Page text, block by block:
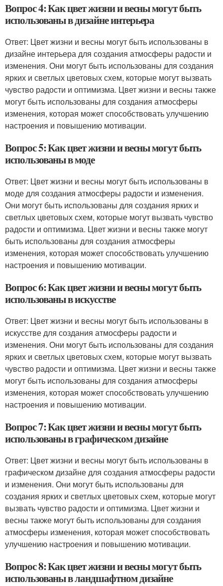
Вопрос 4: Как цвет жизни и весны могут быть
использованы в дизайне интерьера
Ответ: Цвет жизни и весны могут быть использованы в
дизайне интерьера для создания атмосферы радости и
изменения. Они могут быть использованы для создания
ярких и светлых цветовых схем, которые могут вызвать
чувство радости и оптимизма. Цвет жизни и весны также
могут быть использованы для создания атмосферы
изменения, которая может способствовать улучшению
настроения и повышению мотивации.
Вопрос 5: Как цвет жизни и весны могут быть
использованы в моде
Ответ: Цвет жизни и весны могут быть использованы в
моде для создания атмосферы радости и изменения.
Они могут быть использованы для создания ярких и
светлых цветовых схем, которые могут вызвать чувство
радости и оптимизма. Цвет жизни и весны также могут
быть использованы для создания атмосферы
изменения, которая может способствовать улучшению
настроения и повышению мотивации.
Вопрос 6: Как цвет жизни и весны могут быть
использованы в искусстве
Ответ: Цвет жизни и весны могут быть использованы в
искусстве для создания атмосферы радости и
изменения. Они могут быть использованы для создания
ярких и светлых цветовых схем, которые могут вызвать
чувство радости и оптимизма. Цвет жизни и весны также
могут быть использованы для создания атмосферы
изменения, которая может способствовать улучшению
настроения и повышению мотивации.
Вопрос 7: Как цвет жизни и весны могут быть
использованы в графическом дизайне
Ответ: Цвет жизни и весны могут быть использованы в
графическом дизайне для создания атмосферы радости
и изменения. Они могут быть использованы для
создания ярких и светлых цветовых схем, которые могут
вызвать чувство радости и оптимизма. Цвет жизни и
весны также могут быть использованы для создания
атмосферы изменения, которая может способствовать
улучшению настроения и повышению мотивации.
Вопрос 8: Как цвет жизни и весны могут быть
использованы в ландшафтном дизайне